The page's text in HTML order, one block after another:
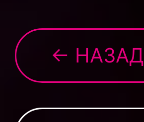
← НАЗАД